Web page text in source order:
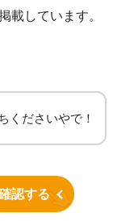
載しています。
くださいやで！
認する